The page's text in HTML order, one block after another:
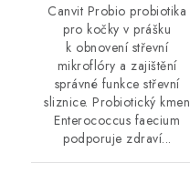
Canvit Probio probiotika
pro kočky v prášku
k obnovení střevní
mikroflóry a zajištění
správné funkce střevní
sliznice. Probiotický kmen
Enterococcus faecium
podporuje zdraví...